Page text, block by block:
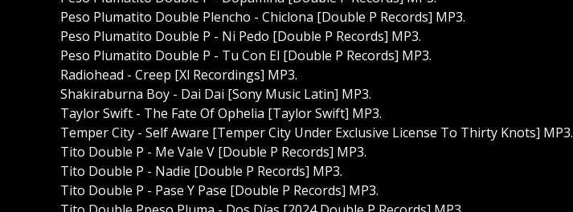
Peso Plumatito Double Plencho - Chiclona [Double P Records] MP3.
Peso Plumatito Double P - Ni Pedo [Double P Records] MP3.
Peso Plumatito Double P - Tu Con El [Double P Records] MP3.
Radiohead - Creep [Xl Recordings] MP3.
Shakiraburna Boy - Dai Dai [Sony Music Latin] MP3.
Taylor Swift - The Fate Of Ophelia [Taylor Swift] MP3.
Temper City - Self Aware [Temper City Under Exclusive License To Thirty Knots] MP3.
Tito Double P - Me Vale V [Double P Records] MP3.
Tito Double P - Nadie [Double P Records] MP3.
Tito Double P - Pase Y Pase [Double P Records] MP3.